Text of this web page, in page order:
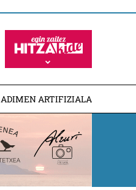
ADIMEN ARTIFIZIALA